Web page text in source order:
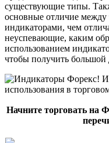
существующие типы.
основные отличие
индикаторами, чем
неуспевающие, каким
использованием
чтобы получить большой
Начните торговать на